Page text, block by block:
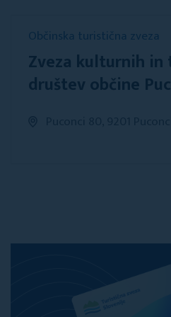
Občinska turistična zveza
Zveza kulturnih
društev občine